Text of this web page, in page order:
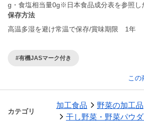
保存方法
高温多湿を避け常温で保存/賞味期限 1年
#有機JASマーク付き
この
カテゴリ
加工食品
野菜の加工品
干し野菜・野菜パウ